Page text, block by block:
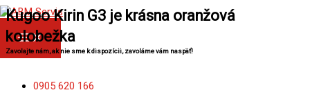
Preskočiť
na
obsah
MAIN
MENU
Kugoo Kirin G3 je krásna oranžová
kolobežka
Zavolajte nám, ak nie sme k dispozícii, zavoláme vám naspäť!
0905 620 166